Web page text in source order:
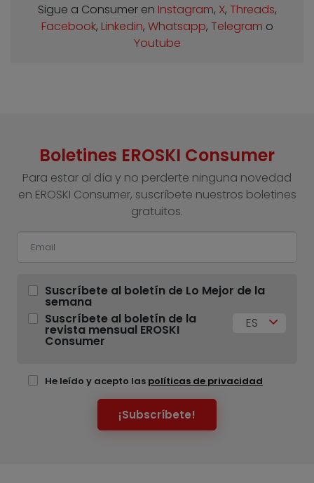
Sigue a Consumer en Instagram, X, Threads,
Facebook, Linkedin, Whatsapp, Telegram o
Youtube
Boletines EROSKI Consumer
Para estar al día y no perderte ninguna novedad
en EROSKI Consumer, suscríbete nuestros boletines
gratuitos.
Suscríbete al boletín de Lo Mejor de la
semana
Suscríbete al boletín de la
revista mensual EROSKI
Consumer
ES
He leído y acepto las políticas de privacidad
¡Subscríbete!